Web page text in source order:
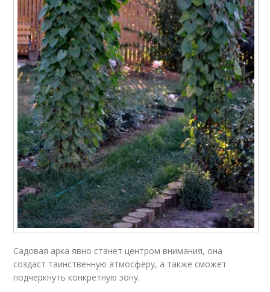
Садовая арка явно станет центром внимания, она
создаст таинственную атмосферу, а также сможет
подчеркнуть конкретную зону.